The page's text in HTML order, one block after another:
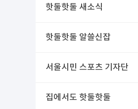
핫둘핫둘 새소식
핫둘핫둘 알쓸신잡
서울시민 스포츠 기자단
집에서도 핫둘핫둘